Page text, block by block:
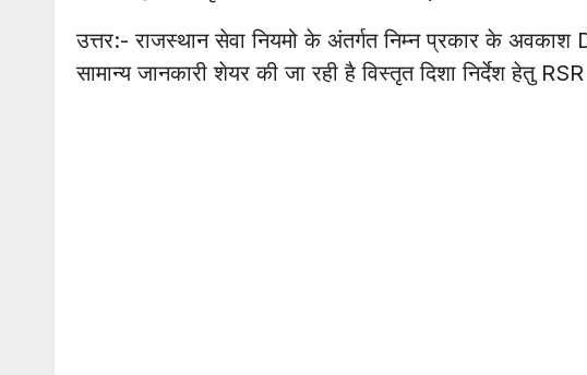
उत्तर:- राजस्थान सेवा नियमो के अंतर्गत निम्न प्रकार के
सामान्य जानकारी शेयर की जा रही है विस्तृत दिशा निर्देश हेतु